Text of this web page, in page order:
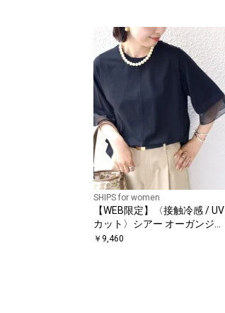
SHIPS for women
【WEB限定】〈接触冷感 / UV
カット〉シアー オーガンジー
コンビ プルオーバー
￥ 9,460